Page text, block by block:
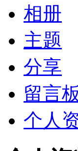
相册
主题
分享
留言板
个人